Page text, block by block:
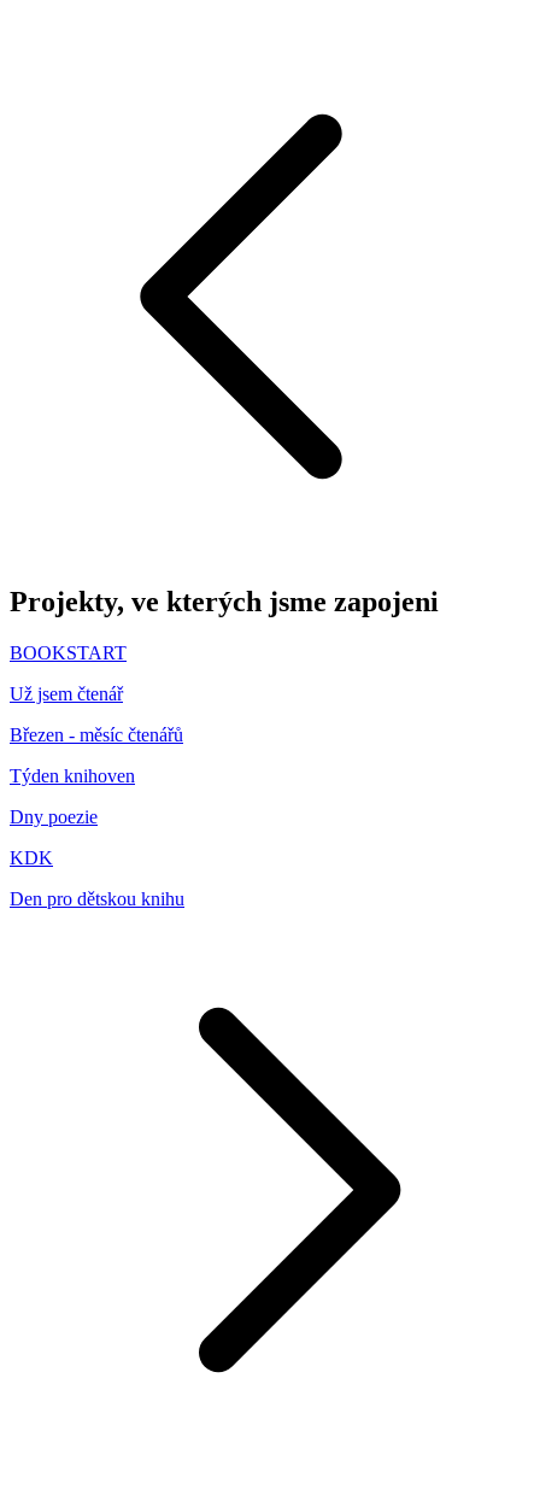
Projekty, ve kterých jsme zapojeni
BOOKSTART
Už jsem čtenář
Březen - měsíc čtenářů
Týden knihoven
Dny poezie
KDK
Den pro dětskou knihu